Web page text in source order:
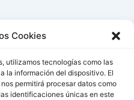
Cookies
utilizamos tecnologías como las
la información del dispositivo. El
permitirá procesar datos como
identificaciones únicas en este